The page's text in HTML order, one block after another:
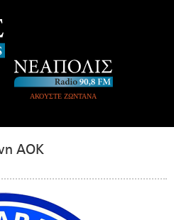
ΑΚΟΥΣΤΕ ΖΩΝΤΑΝΑ
ΑΟΚ